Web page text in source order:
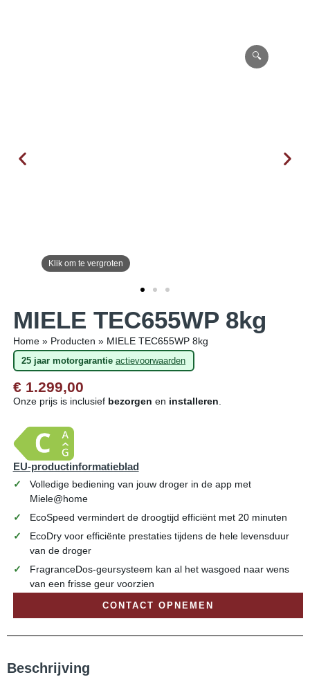
MIELE TEC655WP 8kg
Home» Producten » MIELE TEC655WP 8kg
25 jaar motorgarantie actievoorwaarden
€ 1.299,00
Onze prijs is inclusief bezorgen en installeren.
EU-productinformatieblad
Volledige bediening van jouw droger in de app met
Miele@home
EcoSpeed vermindert de droogtijd efficiënt met 20 minuten
EcoDry voor efficiënte prestaties tijdens de hele levensduur
van de droger
FragranceDos-geursysteem kan al het wasgoed naar wens
van een frisse geur voorzien
CONTACT OPNEMEN
Beschrijving